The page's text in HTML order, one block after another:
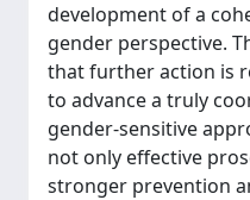
development of a
gender perspective.
that further action is
to advance a truly
gender-sensitive
not only effective
stronger prevention